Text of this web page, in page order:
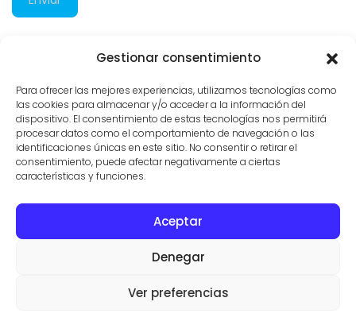
Gestionar consentimiento
Para ofrecer las mejores experiencias, utilizamos tecnologías como
las cookies para almacenar y/o acceder a la información del
dispositivo. El consentimiento de estas tecnologías nos permitirá
procesar datos como el comportamiento de navegación o las
identificaciones únicas en este sitio. No consentir o retirar el
consentimiento, puede afectar negativamente a ciertas
características y funciones.
Aceptar
Denegar
Ver preferencias
3.177 visitas
© AGENTES INMOBILIARIOS EN SES SALINESVILLAS Y FINCAS MALLORCA